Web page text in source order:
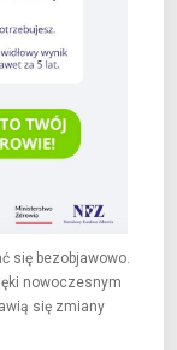
się bezobjawowo.
nowoczesnym
się zmiany